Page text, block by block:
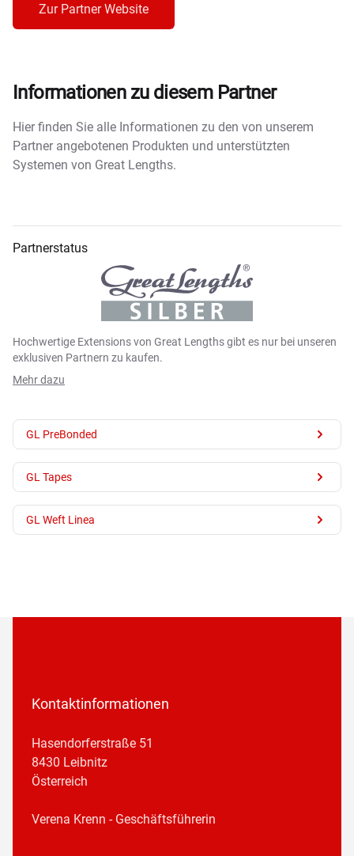
Zur Partner Website
Informationen zu diesem Partner
Hier finden Sie alle Informationen zu den von unserem
Partner angebotenen Produkten und unterstützten
Systemen von Great Lengths.
Partnerstatus
Hochwertige Extensions von Great Lengths gibt es nur bei unseren
exklusiven Partnern zu kaufen.
Mehr dazu
GL PreBonded
GL Tapes
GL Weft Linea
Kontaktinformationen
Hasendorferstraße 51
8430 Leibnitz
Österreich
Verena Krenn - Geschäftsführerin